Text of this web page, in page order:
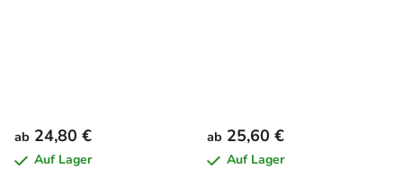
ab 24,80 €
Auf Lager
ab 25,60 €
Auf Lager